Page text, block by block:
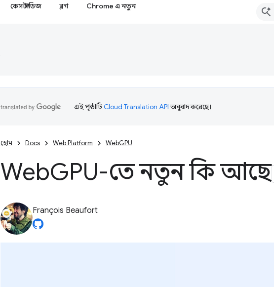
কেস স্টাডিজ ব্লগ Chrome এ নতুন
এই পৃষ্ঠাটিCloud Translation APIঅনুবাদ করেছে।
হোম Docs Web Platform WebGPU
WebGPU-তে নতুন কি আছে
François Beaufort